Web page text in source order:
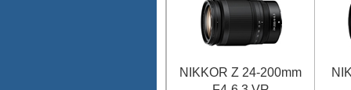
NIKKOR Z 24-200mm